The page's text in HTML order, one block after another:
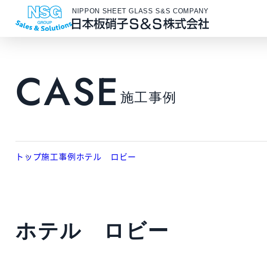
NIPPON SHEET GLASS S&S COMPANY
CASE 施工事例
トップ施工事例ホテル ロビー
ホテル ロビー